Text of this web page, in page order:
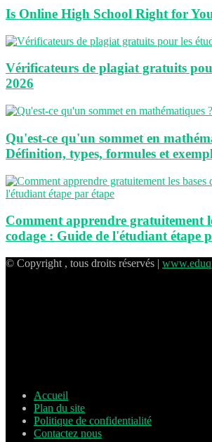
Is Online High School Right for
Vérificateurs de plagiat gratuits
2026
Qu'est-ce qu'un sommet en
Définition, types, formules et
Comment apprendre gratuitement
codage : Guide de l'étudiant étape
© Copyright , tous droits réservés |
Accueil
Plan du site
Politique de confidentialité
Contactez nous